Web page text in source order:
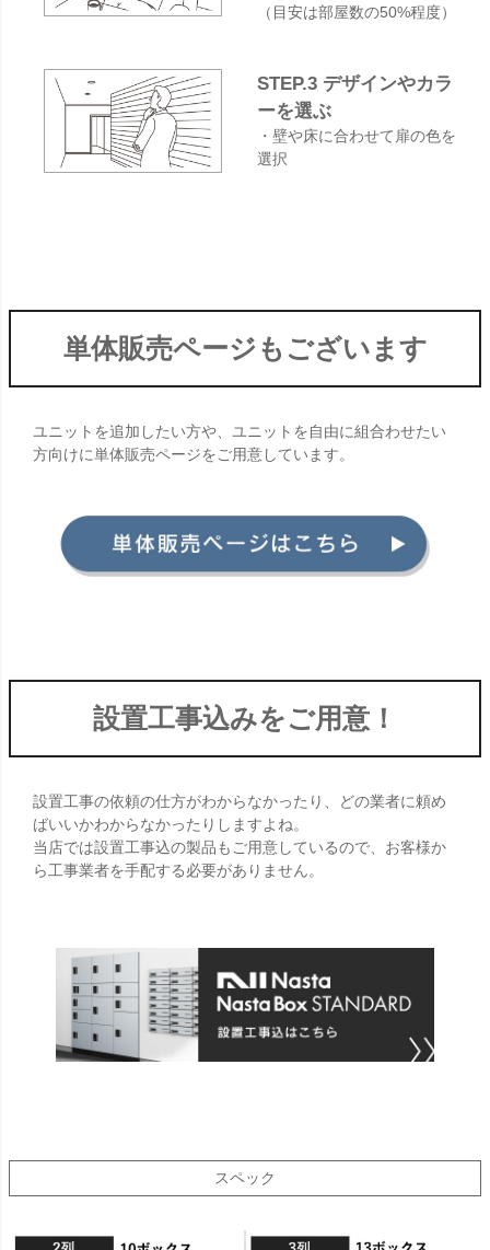
（目安は部屋数の50%程度）
STEP.3 デザインやカラ
ーを選ぶ
・壁や床に合わせて扉の色を
選択
単体販売ページもございます
ユニットを追加したい方や、ユニットを自由に組合わせたい
方向けに単体販売ページをご用意しています。
設置工事込みをご用意！
設置工事の依頼の仕方がわからなかったり、どの業者に頼め
ばいいかわからなかったりしますよね。
当店では設置工事込の製品もご用意しているので、お客様か
ら工事業者を手配する必要がありません。
スペック